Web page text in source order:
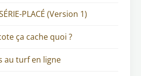
PLACÉ (Version 1)
ça cache quoi ?
au turf en ligne